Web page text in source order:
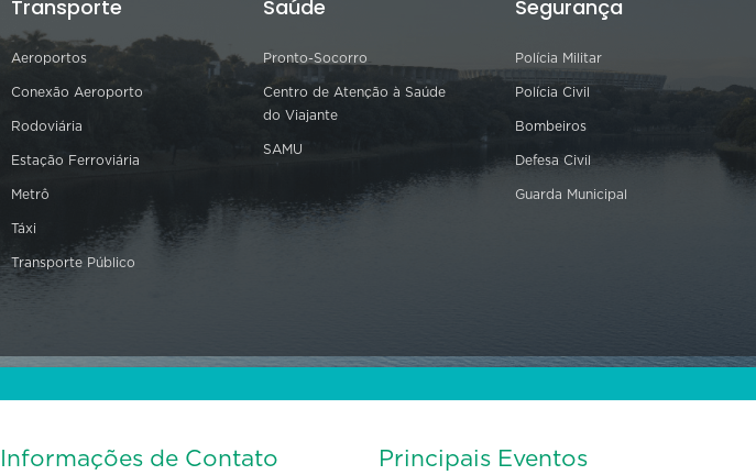
Transporte
Aeroportos
Conexão Aeroporto
Rodoviária
Estação Ferroviária
Metrô
Táxi
Transporte Público
Saúde
Pronto-Socorro
Centro de Atenção à Saúde
do Viajante
SAMU
Segurança
Polícia Militar
Polícia Civil
Bombeiros
Defesa Civil
Guarda Municipal
Informações de Contato Principais Eventos